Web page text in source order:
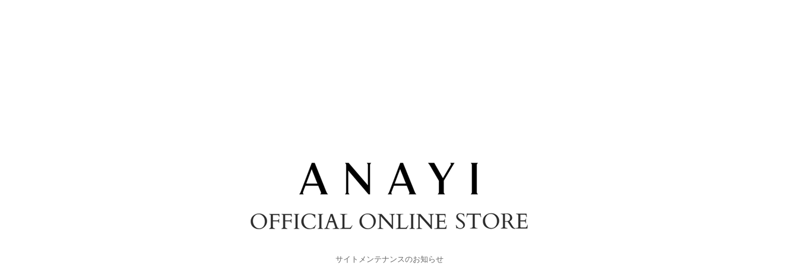
サイトメンテナンスのお知らせ